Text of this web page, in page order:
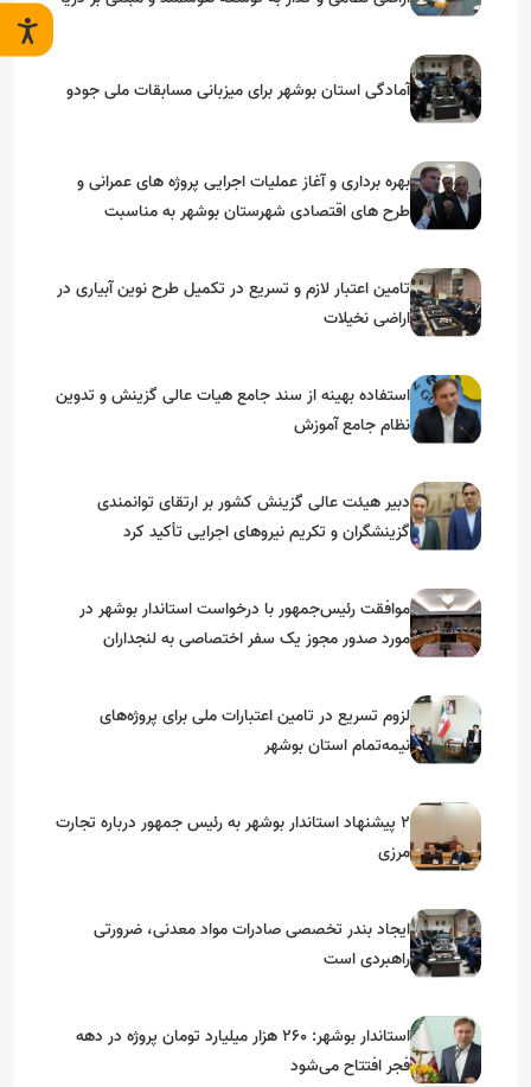
آمادگی استان بوشهر برای میزبانی مسابقات ملی جودو
بهره برداری و آغاز عملیات اجرایی پروژه های عمرانی و
طرح های اقتصادی شهرستان بوشهر به مناسبت
تامین اعتبار لازم و تسریع در تکمیل طرح نوین آبیاری در
اراضی نخیلات
استفاده بهینه از سند جامع هیات عالی گزینش و‌ تدوین
نظام جامع آموزش
دبیر هیئت عالی گزینش کشور بر ارتقای توانمندی
گزینشگران و تکریم نیروهای اجرایی تأکید کرد
موافقت رئیس‌جمهور با درخواست استاندار بوشهر در
مورد صدور مجوز یک سفر اختصاصی به لنجداران
لزوم تسریع در تامین اعتبارات ملی برای پروژه‌های
نیمه‌تمام استان بوشهر
۲ پیشنهاد استاندار بوشهر به رئیس جمهور درباره تجارت
مرزی
ایجاد بندر تخصصی صادرات مواد معدنی، ضرورتی
راهبردی است
استاندار بوشهر: ۲۶۰ هزار میلیارد تومان پروژه در دهه
فجر افتتاح می‌شود